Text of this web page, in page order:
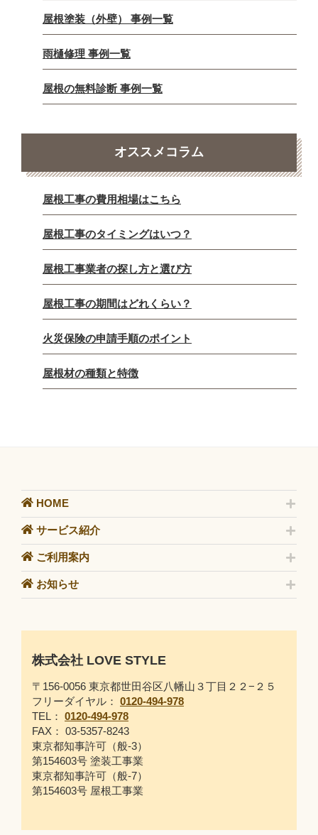
屋根塗装（外壁） 事例一覧
雨樋修理 事例一覧
屋根の無料診断 事例一覧
オススメコラム
屋根工事の費用相場はこちら
屋根工事のタイミングはいつ？
屋根工事業者の探し方と選び方
屋根工事の期間はどれくらい？
火災保険の申請手順のポイント
屋根材の種類と特徴
HOME
サービス紹介
ご利用案内
お知らせ
株式会社 LOVE STYLE
〒156-0056 東京都世田谷区八幡山３丁目２２−２５
フリーダイヤル： 0120-494-978
TEL： 0120-494-978
FAX： 03-5357-8243
東京都知事許可（般-3）
第154603号 塗装工事業
東京都知事許可（般-7）
第154603号 屋根工事業